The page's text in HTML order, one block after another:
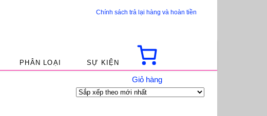
Chính sách trả lại hàng và hoàn tiền
Tìm kiếm
PHÂN LOẠI SỰ KIỆN
Giỏ hàng